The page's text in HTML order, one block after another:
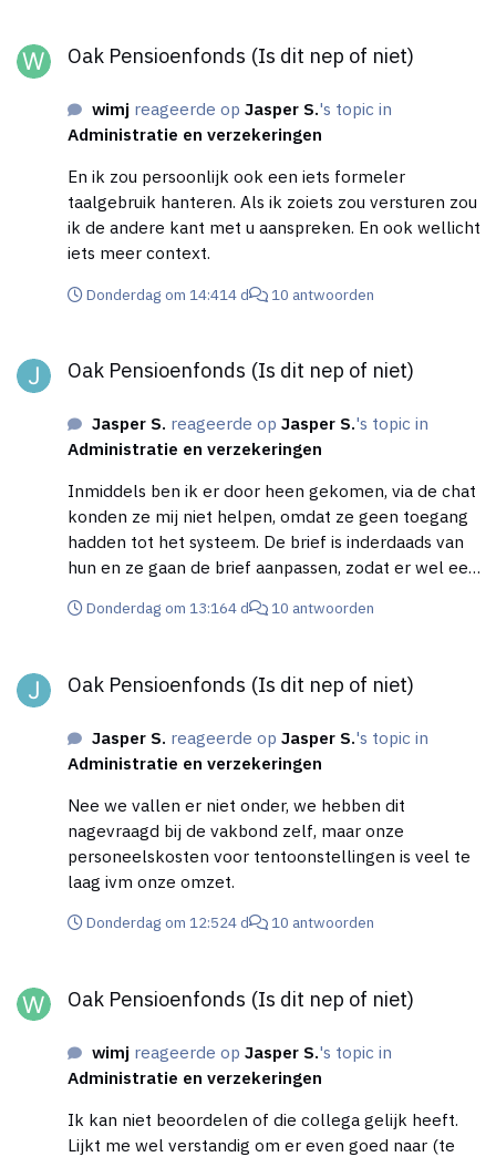
Oak Pensioenfonds (Is dit nep of niet)
wimj reageerde opJasper S.'s topic in
Administratie en verzekeringen
En ik zou persoonlijk ook een iets formeler
taalgebruik hanteren. Als ik zoiets zou versturen zou
ik de andere kant met u aanspreken. En ook wellicht
iets meer context.
Donderdag om 14:414 d 10 antwoorden
Oak Pensioenfonds (Is dit nep of niet)
Jasper S. reageerde opJasper S.'s topic in
Administratie en verzekeringen
Inmiddels ben ik er door heen gekomen, via de chat
konden ze mij niet helpen, omdat ze geen toegang
hadden tot het systeem. De brief is inderdaads van
hun en ze gaan de brief aanpassen, zodat er wel een
datum gaat kloppen. Na het nette telefoongesprek
wellicht een keer op cursus, maar de afhandeling
Donderdag om 13:164 d 10 antwoorden
Oak Pensioenfonds (Is dit nep of niet)
Jasper S. reageerde opJasper S.'s topic in
Administratie en verzekeringen
Nee we vallen er niet onder, we hebben dit
nagevraagd bij de vakbond zelf, maar onze
personeelskosten voor tentoonstellingen is veel te
laag ivm onze omzet.
Donderdag om 12:524 d 10 antwoorden
Oak Pensioenfonds (Is dit nep of niet)
wimj reageerde opJasper S.'s topic in
Administratie en verzekeringen
Ik kan niet beoordelen of die collega gelijk heeft.
Lijkt me wel verstandig om er even goed naar (te